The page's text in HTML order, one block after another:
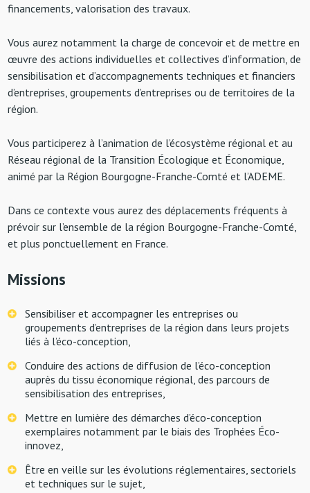
financements, valorisation des travaux.
Vous aurez notamment la charge de concevoir et de mettre en
œuvre des actions individuelles et collectives d’information, de
sensibilisation et d’accompagnements techniques et financiers
d’entreprises, groupements d’entreprises ou de territoires de la
région.
Vous participerez à l’animation de l’écosystème régional et au
Réseau régional de la Transition Écologique et Économique,
animé par la Région Bourgogne-Franche-Comté et l’ADEME.
Dans ce contexte vous aurez des déplacements fréquents à
prévoir sur l’ensemble de la région Bourgogne-Franche-Comté,
et plus ponctuellement en France.
Missions
Sensibiliser et accompagner les entreprises ou
groupements d’entreprises de la région dans leurs projets
liés à l’éco-conception,
Conduire des actions de diffusion de l’éco-conception
auprès du tissu économique régional, des parcours de
sensibilisation des entreprises,
Mettre en lumière des démarches d’éco-conception
exemplaires notamment par le biais des Trophées Éco-
innovez,
Être en veille sur les évolutions réglementaires, sectoriels
et techniques sur le sujet,